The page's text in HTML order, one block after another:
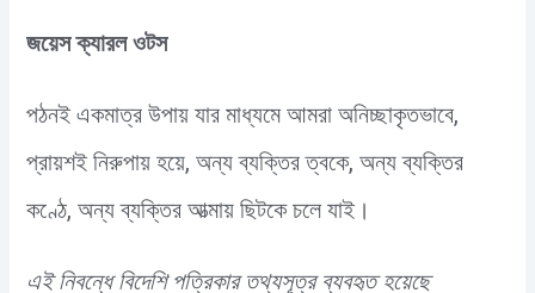
জয়েস ক্যারল ওটস
পঠনই একমাত্র উপায় যার মাধ্যমে আমরা অনিচ্ছাকৃতভাবে,
প্রায়শই নিরুপায় হয়ে, অন্য ব্যক্তির ত্বকে, অন্য ব্যক্তির
কণ্ঠে, অন্য ব্যক্তির আত্মায় ছিটকে চলে যাই।
এই নিবন্ধে বিদেশি পত্রিকার তথ্যসূত্র ব্যবহৃত হয়েছে